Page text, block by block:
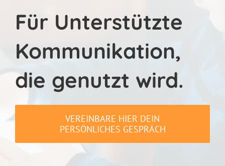
Für Unterstützte
Kommunikation,
die genutzt wird.
VEREINBARE HIER DEIN
PERSÖNLICHES GESPRÄCH